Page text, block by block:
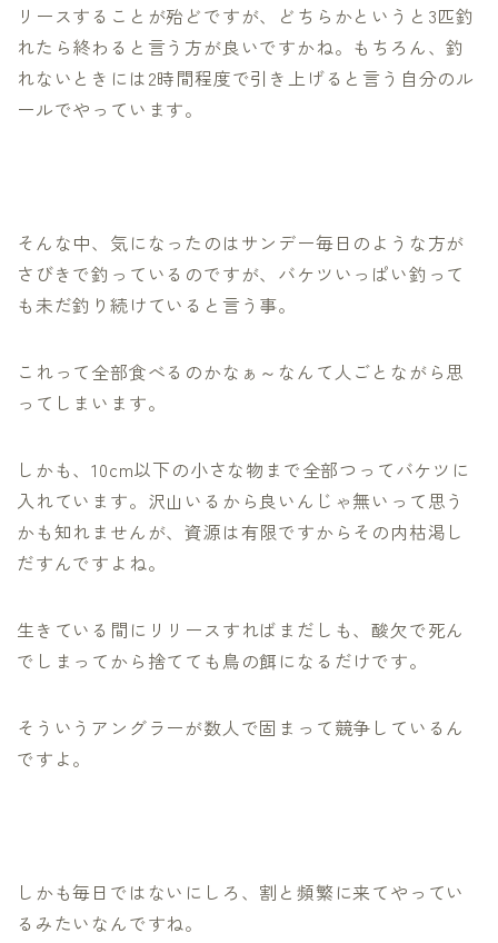
リースすることが殆どですが、どちらかというと3匹釣
れたら終わると言う方が良いですかね。もちろん、釣
れないときには2時間程度で引き上げると言う自分のル
ールでやっています。
そんな中、気になったのはサンデー毎日のような方が
さびきで釣っているのですが、バケツいっぱい釣って
も未だ釣り続けていると言う事。
これって全部食べるのかなぁ～なんて人ごとながら思
ってしまいます。
しかも、10cm以下の小さな物まで全部つってバケツに
入れています。沢山いるから良いんじゃ無いって思う
かも知れませんが、資源は有限ですからその内枯渇し
だすんですよね。
生きている間にリリースすればまだしも、酸欠で死ん
でしまってから捨てても鳥の餌になるだけです。
そういうアングラーが数人で固まって競争しているん
ですよ。
しかも毎日ではないにしろ、割と頻繁に来てやってい
るみたいなんですね。